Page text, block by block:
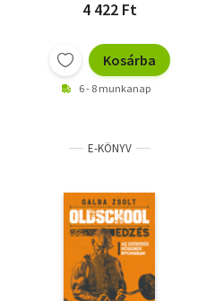
4 422 Ft
Kosárba
6 - 8 munkanap
E-KÖNYV